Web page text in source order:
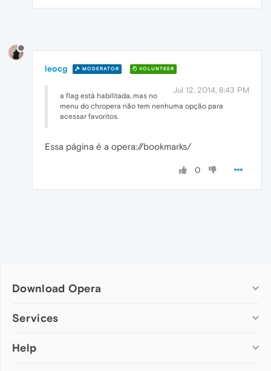
leocg MODERATOR VOLUNTEER
Jul 12, 2014, 8:43 PM
a flag está habilitada, mas no
menu do chropera não tem nenhuma opção para
acessar favoritos.
Essa página é a opera://bookmarks/
0
Download Opera
Computer browsers
Opera for Mac
Services
Add-ons
Help